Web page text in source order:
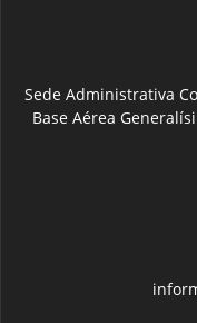
Sede Administrativa
Base Aérea